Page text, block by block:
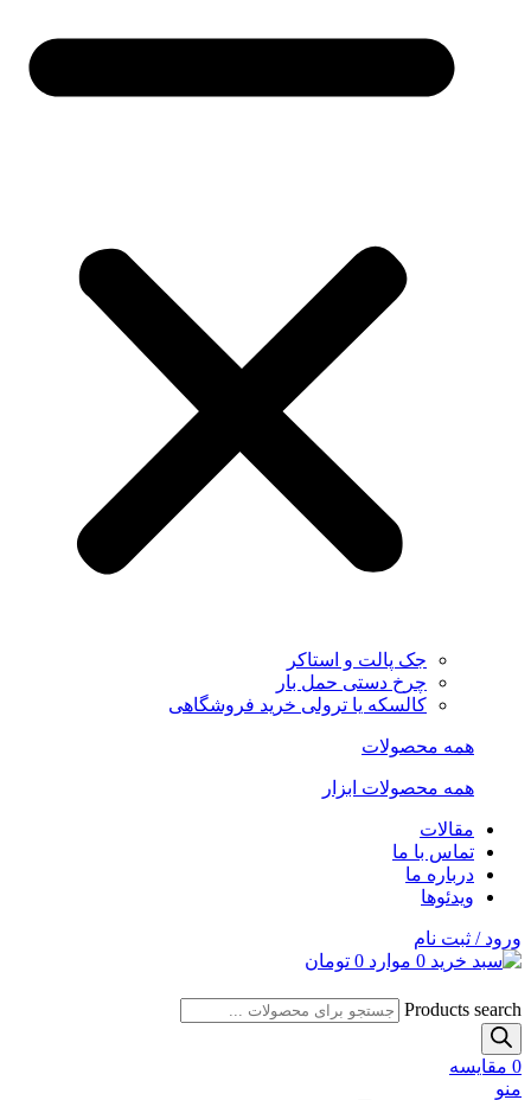
جک پالت و استاکر
چرخ دستی حمل بار
کالسکه یا ترولی خرید فروشگاهی
همه محصولات
همه محصولات ابزار
مقالات
تماس با ما
درباره ما
ویدئوها
ورود / ثبت نام
0 موارد 0 تومان
Products search
0 مقایسه
منو